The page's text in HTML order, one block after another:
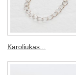
Karoliukas...